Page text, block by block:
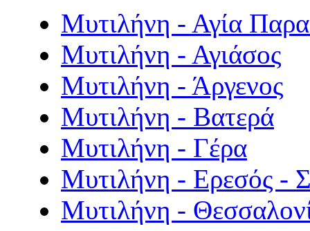
Μυτιλήνη - Αγία
Μυτιλήνη - Αγιάσος
Μυτιλήνη - Άργενος
Μυτιλήνη - Βατερά
Μυτιλήνη - Γέρα
Μυτιλήνη - Ερεσός -
Μυτιλήνη -